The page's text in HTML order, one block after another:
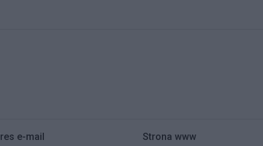
e-mail Strona www